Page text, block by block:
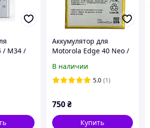
/ M34 /
Аккумулятор для
Motorola Edge 40 Neo /
(QM50) 5000mAh
В наличии
5.0 (1)
750₴
Купить